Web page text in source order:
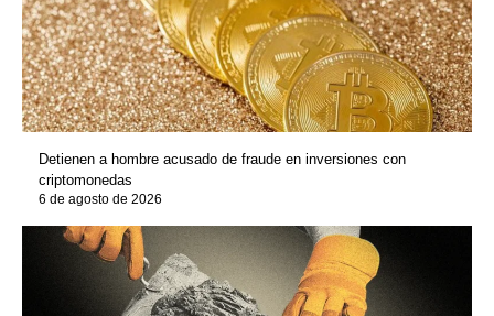
Detienen a hombre acusado de fraude en inversiones con
criptomonedas
6 de agosto de 2026